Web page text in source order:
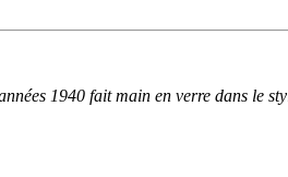
1940 fait main en verre dans le